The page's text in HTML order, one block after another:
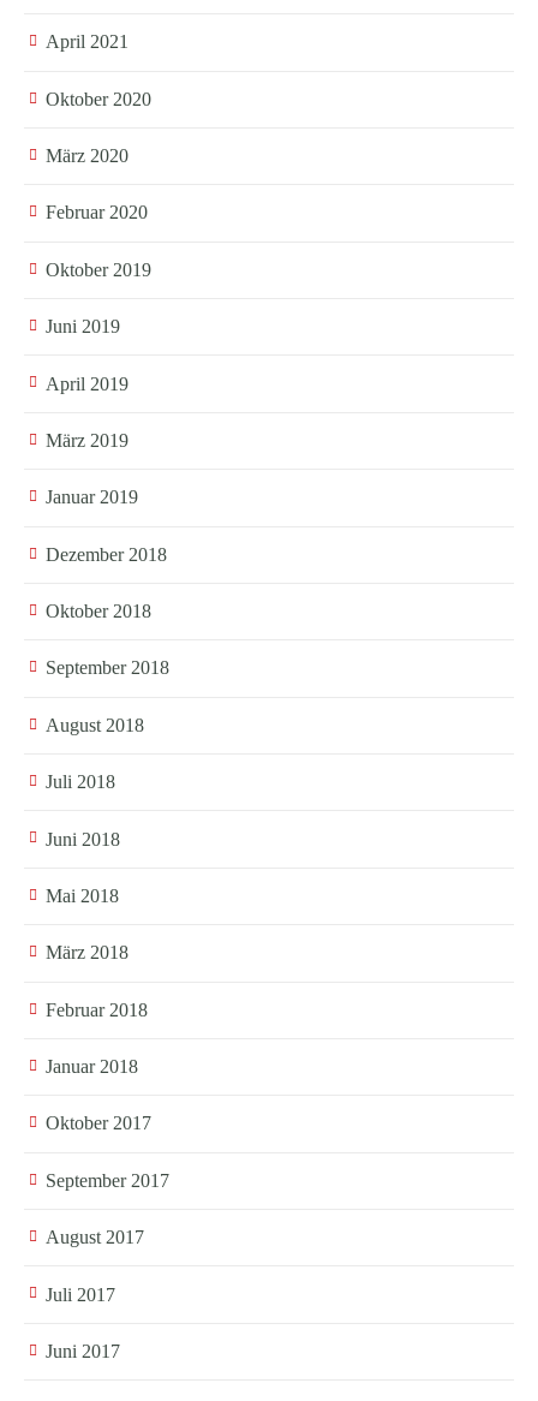
April 2021
Oktober 2020
März 2020
Februar 2020
Oktober 2019
Juni 2019
April 2019
März 2019
Januar 2019
Dezember 2018
Oktober 2018
September 2018
August 2018
Juli 2018
Juni 2018
Mai 2018
März 2018
Februar 2018
Januar 2018
Oktober 2017
September 2017
August 2017
Juli 2017
Juni 2017